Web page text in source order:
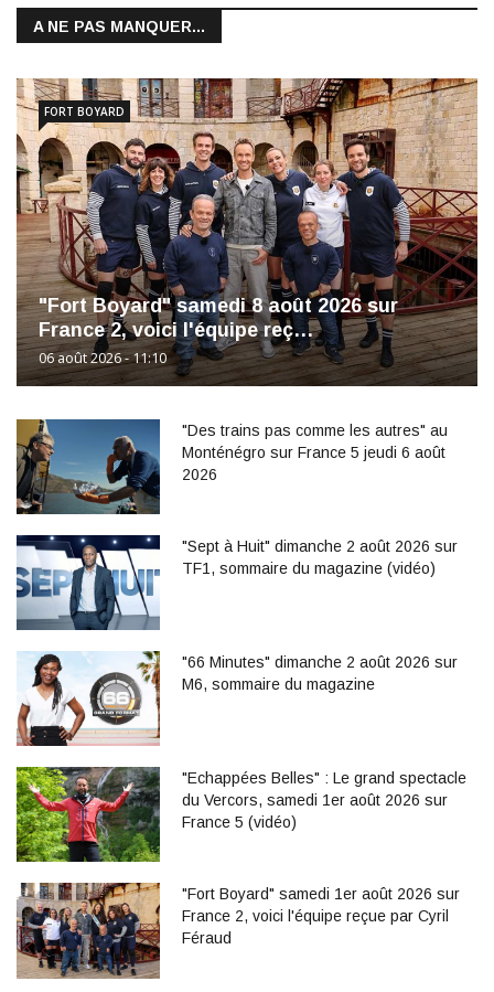
A NE PAS MANQUER...
"Fort Boyard" samedi 8 août 2026 sur
France 2, voici l'équipe reç…
06 août 2026 - 11:10
FORT BOYARD
"Des trains pas comme les autres" au
Monténégro sur France 5 jeudi 6 août
2026
"Sept à Huit" dimanche 2 août 2026 sur
TF1, sommaire du magazine (vidéo)
"66 Minutes" dimanche 2 août 2026 sur
M6, sommaire du magazine
"Echappées Belles" : Le grand spectacle
du Vercors, samedi 1er août 2026 sur
France 5 (vidéo)
"Fort Boyard" samedi 1er août 2026 sur
France 2, voici l'équipe reçue par Cyril
Féraud